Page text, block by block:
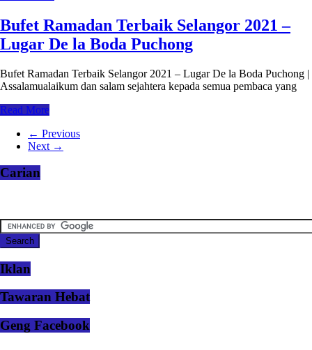
Bufet Ramadan Terbaik Selangor 2021 –
Lugar De la Boda Puchong
Bufet Ramadan Terbaik Selangor 2021 – Lugar De la Boda Puchong |
Assalamualaikum dan salam sejahtera kepada semua pembaca yang
Read More
← Previous
Next →
Carian
Iklan
Tawaran Hebat
Geng Facebook